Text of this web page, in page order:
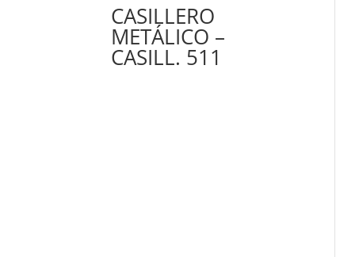
CASILLERO
METÁLICO –
CASILL. 511